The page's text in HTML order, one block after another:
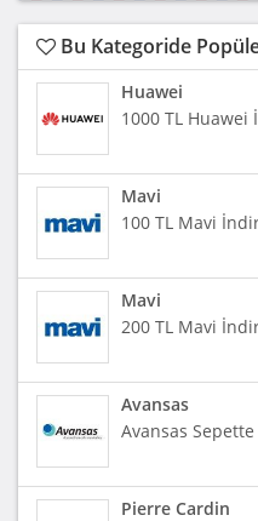
Bu Kategoride
Huawei
1000 TL
Mavi
100 TL Mavi
Mavi
200 TL Mavi
Avansas
Avansas
Pierre Cardin